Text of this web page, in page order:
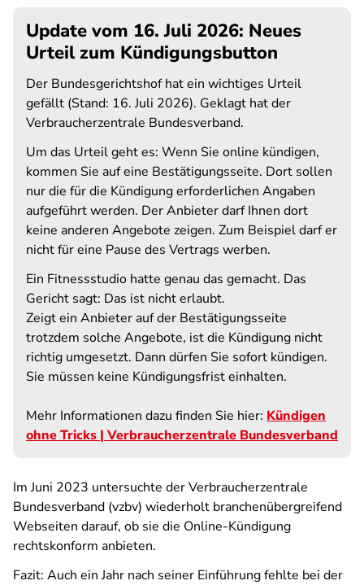
Update vom 16. Juli 2026: Neues
Urteil zum Kündigungsbutton
Der Bundesgerichtshof hat ein wichtiges Urteil
gefällt (Stand: 16. Juli 2026). Geklagt hat der
Verbraucherzentrale Bundesverband.
Um das Urteil geht es: Wenn Sie online kündigen,
kommen Sie auf eine Bestätigungsseite. Dort sollen
nur die für die Kündigung erforderlichen Angaben
aufgeführt werden. Der Anbieter darf Ihnen dort
keine anderen Angebote zeigen. Zum Beispiel darf er
nicht für eine Pause des Vertrags werben.
Ein Fitnessstudio hatte genau das gemacht. Das
Gericht sagt: Das ist nicht erlaubt.
Zeigt ein Anbieter auf der Bestätigungsseite
trotzdem solche Angebote, ist die Kündigung nicht
richtig umgesetzt. Dann dürfen Sie sofort kündigen.
Sie müssen keine Kündigungsfrist einhalten.
Mehr Informationen dazu finden Sie hier: Kündigen
ohne Tricks | Verbraucherzentrale Bundesverband
Im Juni 2023 untersuchte der Verbraucherzentrale
Bundesverband (vzbv) wiederholt branchenübergreifend
Webseiten darauf, ob sie die Online-Kündigung
rechtskonform anbieten.
Fazit: Auch ein Jahr nach seiner Einführung fehlte bei der